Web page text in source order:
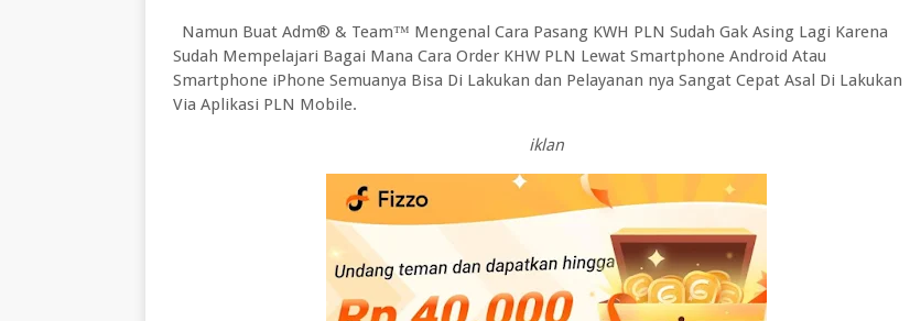
Namun Buat Adm® & Team™ Mengenal Cara Pasang KWH PLN Sudah Gak Asing Lagi Karena
Sudah Mempelajari Bagai Mana Cara Order KHW PLN Lewat Smartphone Android Atau
Smartphone iPhone Semuanya Bisa Di Lakukan dan Pelayanan nya Sangat Cepat Asal Di Lakukan
Via Aplikasi PLN Mobile.
iklan